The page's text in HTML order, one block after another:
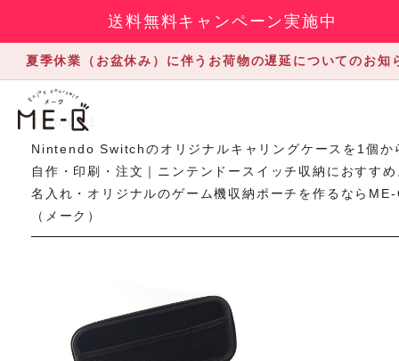
送料無料キャンペーン実施中
夏季休業（お盆休み）に伴うお荷物の遅延についてのお知
2026.6.01
Nintendo Switchのオリジナルキャリングケースを1個か
自作・印刷・注文｜ニンテンドースイッチ収納におすす
名入れ・オリジナルのゲーム機収納ポーチを作るなら
（メーク）